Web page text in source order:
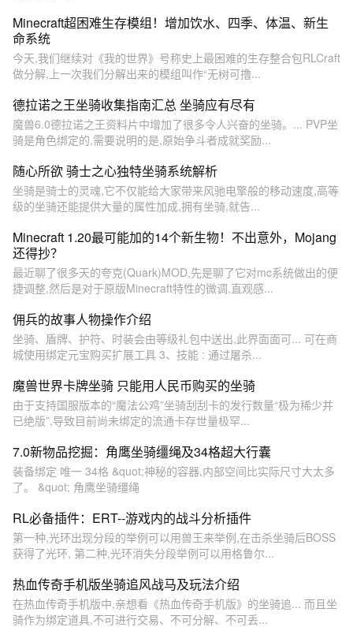
Minecraft超困难生存模组！增加饮水、四季、体温、新生
命系统
今天,我们继续对《我的世界》号称史上最困难的生存整合包RLCraft
做分解,上一次我们分解出来的模组叫作“无树可撸...
德拉诺之王坐骑收集指南汇总 坐骑应有尽有
魔兽6.0德拉诺之王资料片中增加了很多令人兴奋的坐骑。... PVP坐
骑是角色绑定的,需要说明的是,原始争斗者成就奖励...
随心所欲 骑士之心独特坐骑系统解析
坐骑是骑士的灵魂,它不仅能给大家带来风驰电擎般的移动速度,高等
级的坐骑还能提供大量的属性加成,拥有坐骑,就告...
Minecraft 1.20最可能加的14个新生物！不出意外，Mojang
还得抄？
最近聊了很多天的夸克(Quark)MOD,先是聊了它对mc系统做出的便
捷调整,然后是对于原版Minecraft特性的微调,直观感...
佣兵的故事人物操作介绍
坐骑、盾牌、护符、时装会由等级礼包中送出,此界面面可... 可在商
城使用绑定元宝购买扩展工具 3、技能 : 通过屠杀...
魔兽世界卡牌坐骑 只能用人民币购买的坐骑
由于支持国服版本的“魔法公鸡”坐骑刮刮卡的发行数量“极为稀少并
已绝版”,导致目前尚未绑定的流通卡存世量极罕...
7.0新物品挖掘：角鹰坐骑缰绳及34格超大行囊
装备绑定 唯一 34格 &quot;神秘的容器,内部空间比实际尺寸大太多
了。 &quot; 角鹰坐骑缰绳
RL必备插件：ERT--游戏内的战斗分析插件
第一种,光环出现分段的举例可以用兽王来举例,在击杀坐骑后BOSS
获得了光环, 第二种,光环消失分段举例可以用格鲁尔...
热血传奇手机版坐骑追风战马及玩法介绍
在热血传奇手机版中,亲想看《热血传奇手机版》的坐骑追... 而且坐
骑作为绑定道具,不可进行交易、不可分解、不可丢...